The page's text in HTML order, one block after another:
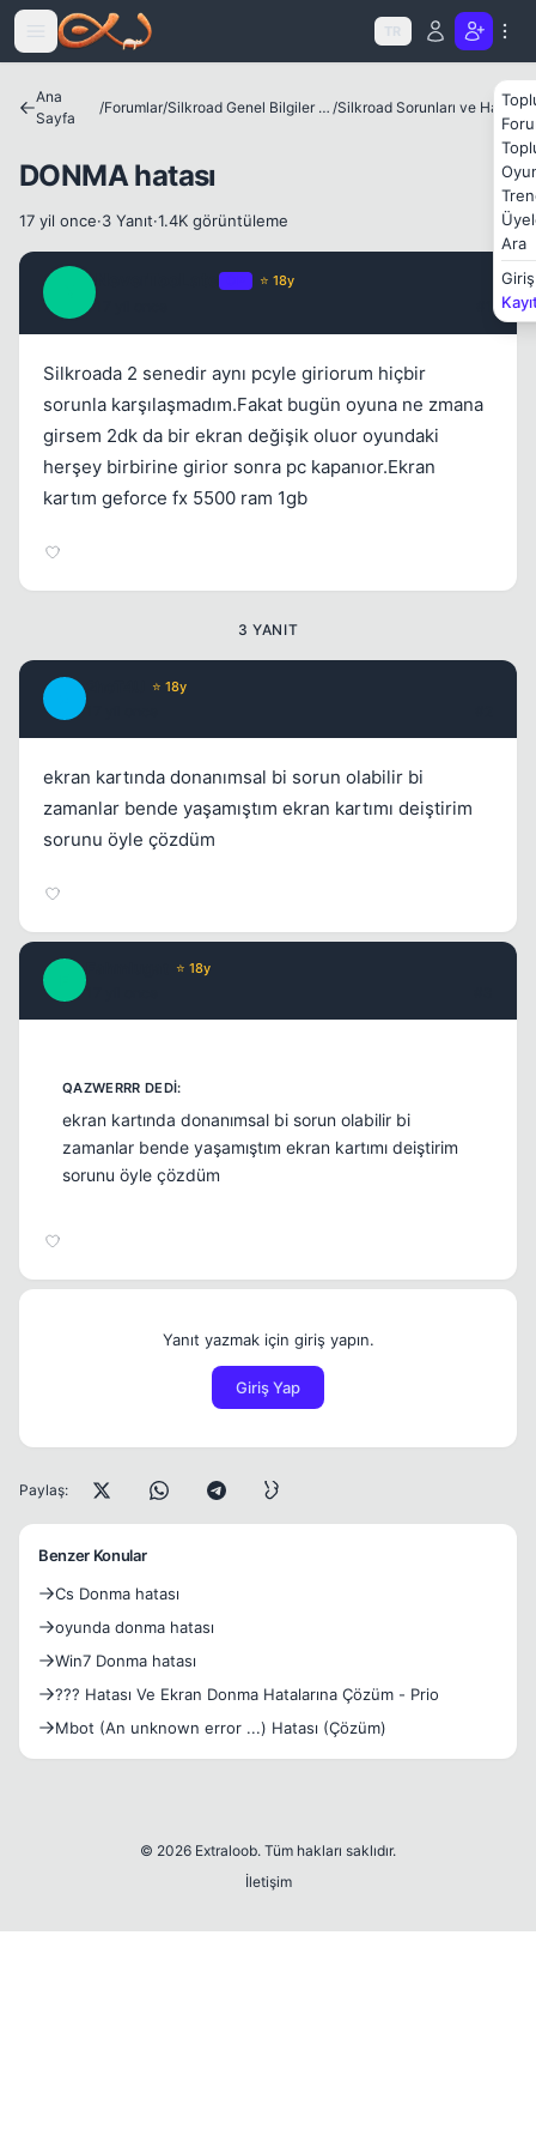
Icerige atla
TR
Ara
Giriş
Ana
Sayfa
/Forumlar/ Silkroad Genel Bilgiler ve Update Bilgileri / Silkroad Sorunları ve Hataları
DONMA hatası
17 yil once·3 Yanıt·1.4K görüntüleme
⭐ 18y
Silkroada 2 senedir aynı pcyle giriorum hiçbir
sorunla karşılaşmadım.Fakat bugün oyuna ne zmana
girsem 2dk da bir ekran değişik oluor oyundaki
herşey birbirine girior sonra pc kapanıor.Ekran
kartım geforce fx 5500 ram 1gb
3 YANIT
⭐ 18y
ekran kartında donanımsal bi sorun olabilir bi
zamanlar bende yaşamıştım ekran kartımı deiştirim
sorunu öyle çözdüm
⭐ 18y
ekran kartında donanımsal bi sorun olabilir bi
zamanlar bende yaşamıştım ekran kartımı deiştirim
sorunu öyle çözdüm
Kapat
Yanıt yazmak için giriş yapın.
Giriş Yap
Paylaş:
Benzer Konular
Cs Donma hatası
oyunda donma hatası
Win7 Donma hatası
??? Hatası Ve Ekran Donma Hatalarına Çözüm - Prio
Mbot (An unknown error ...) Hatası (Çözüm)
© 2026 Extraloob. Tüm hakları saklıdır.
İletişim